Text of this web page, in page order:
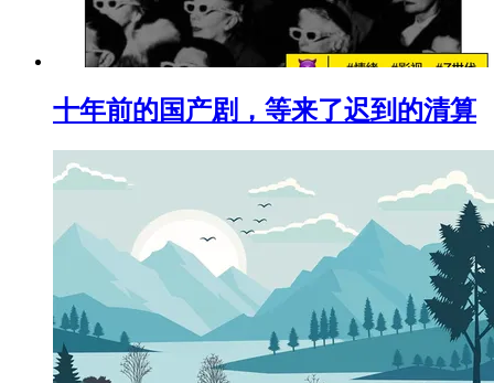
十年前的国产剧，等来了迟到的清算